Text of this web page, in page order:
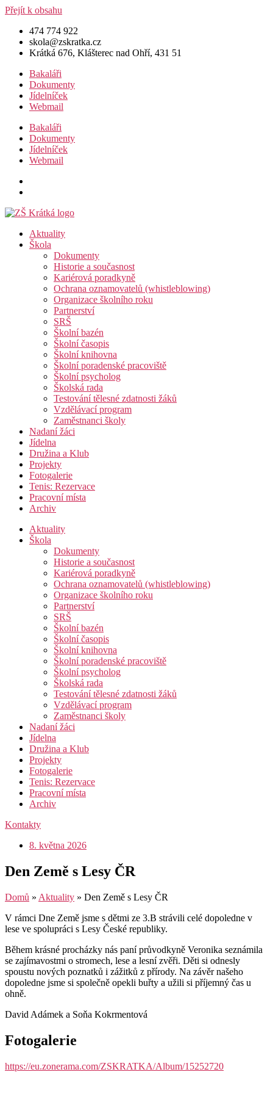
Přejít k obsahu
474 774 922
skola@zskratka.cz
Krátká 676, Klášterec nad Ohří, 431 51
Bakaláři
Dokumenty
Jídelníček
Webmail
Bakaláři
Dokumenty
Jídelníček
Webmail
Aktuality
Škola
Dokumenty
Historie a současnost
Kariérová poradkyně
Ochrana oznamovatelů (whistleblowing)
Organizace školního roku
Partnerství
SRŠ
Školní bazén
Školní časopis
Školní knihovna
Školní poradenské pracoviště
Školní psycholog
Školská rada
Testování tělesné zdatnosti žáků
Vzdělávací program
Zaměstnanci školy
Nadaní žáci
Jídelna
Družina a Klub
Projekty
Fotogalerie
Tenis: Rezervace
Pracovní místa
Archiv
Aktuality
Škola
Dokumenty
Historie a současnost
Kariérová poradkyně
Ochrana oznamovatelů (whistleblowing)
Organizace školního roku
Partnerství
SRŠ
Školní bazén
Školní časopis
Školní knihovna
Školní poradenské pracoviště
Školní psycholog
Školská rada
Testování tělesné zdatnosti žáků
Vzdělávací program
Zaměstnanci školy
Nadaní žáci
Jídelna
Družina a Klub
Projekty
Fotogalerie
Tenis: Rezervace
Pracovní místa
Archiv
Kontakty
8. května 2026
Den Země s Lesy ČR
Domů » Aktuality » Den Země s Lesy ČR
V rámci Dne Země jsme s dětmi ze 3.B strávili celé dopoledne v
lese ve spolupráci s Lesy České republiky.
Během krásné procházky nás paní průvodkyně Veronika seznámila
se zajímavostmi o stromech, lese a lesní zvěři. Děti si odnesly
spoustu nových poznatků i zážitků z přírody. Na závěr našeho
dopoledne jsme si společně opekli buřty a užili si příjemný čas u
ohně.
David Adámek a Soňa Kokrmentová
Fotogalerie
https://eu.zonerama.com/ZSKRATKA/Album/15252720